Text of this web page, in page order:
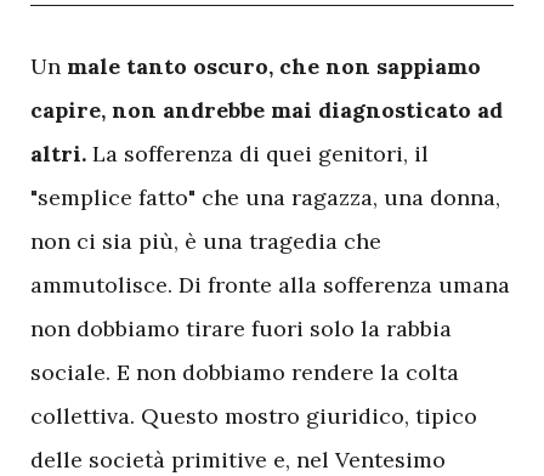
Un male tanto oscuro, che non sappiamo
capire, non andrebbe mai diagnosticato ad
altri. La sofferenza di quei genitori, il
"semplice fatto" che una ragazza, una donna,
non ci sia più, è una tragedia che
ammutolisce. Di fronte alla sofferenza umana
non dobbiamo tirare fuori solo la rabbia
sociale. E non dobbiamo rendere la colta
collettiva. Questo mostro giuridico, tipico
delle società primitive e, nel Ventesimo